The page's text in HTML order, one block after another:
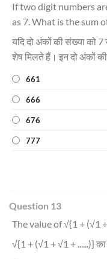
If two digit numbers
as 7. What is the sum
यदि दो अंकों की संख्या को
शेष मिलते हैं। इन दो अंकों
661
666
676
777
Question 13
The value of √{1 + (√1 +
√{1 + (√1 + √1 + ......)} का